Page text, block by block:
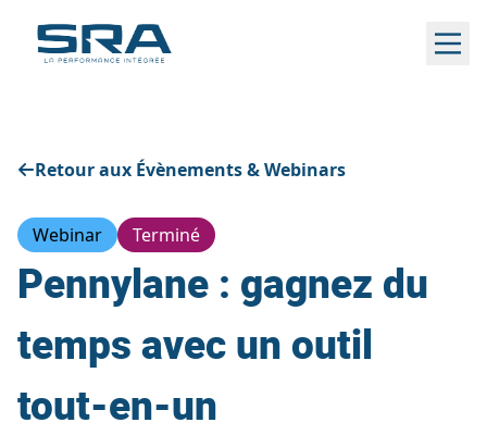
contenu
Retour aux Évènements & Webinars
Webinar Terminé
Pennylane : gagnez du
temps avec un outil
tout-en-un